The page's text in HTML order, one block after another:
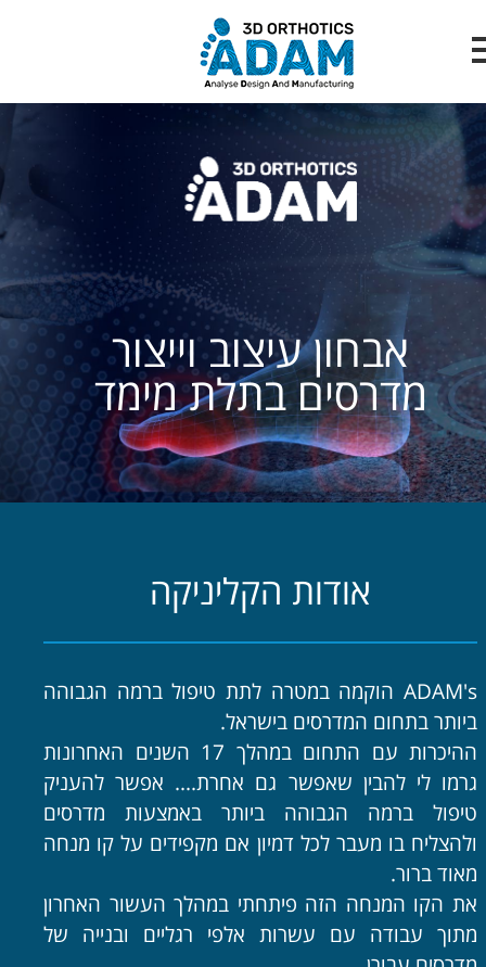
אבחון עיצוב וייצור
מדרסים בתלת מימד
אודות הקליניקה
ADAM's הוקמה במטרה לתת טיפול ברמה הגבוהה
ביותר בתחום המדרסים בישראל.
ההיכרות עם התחום במהלך 17 השנים האחרונות
גרמו לי להבין שאפשר גם אחרת.... אפשר להעניק
טיפול ברמה הגבוהה ביותר באמצעות מדרסים
ולהצליח בו מעבר לכל דמיון אם מקפידים על קו מנחה
מאוד ברור.
את הקו המנחה הזה פיתחתי במהלך העשור האחרון
מתוך עבודה עם עשרות אלפי רגליים ובנייה של